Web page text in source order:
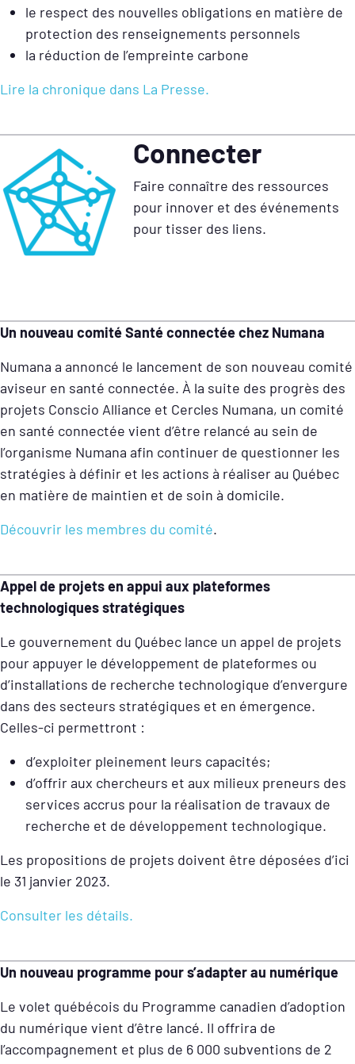
le respect des nouvelles obligations en matière de
protection des renseignements personnels
la réduction de l’empreinte carbone
Lire la chronique dans La Presse.
Connecter
Faire connaître des ressources
pour innover et des événements
pour tisser des liens.
Un nouveau comité Santé connectée chez Numana
Numana a annoncé le lancement de son nouveau comité
aviseur en santé connectée. À la suite des progrès des
projets Conscio Alliance et Cercles Numana, un comité
en santé connectée vient d’être relancé au sein de
l’organisme Numana afin continuer de questionner les
stratégies à définir et les actions à réaliser au Québec
en matière de maintien et de soin à domicile.
Découvrir les membres du comité.
Appel de projets en appui aux plateformes
technologiques stratégiques
Le gouvernement du Québec lance un appel de projets
pour appuyer le développement de plateformes ou
d’installations de recherche technologique d’envergure
dans des secteurs stratégiques et en émergence.
Celles-ci permettront :
d’exploiter pleinement leurs capacités;
d’offrir aux chercheurs et aux milieux preneurs des
services accrus pour la réalisation de travaux de
recherche et de développement technologique.
Les propositions de projets doivent être déposées d’ici
le 31 janvier 2023.
Consulter les détails.
Un nouveau programme pour s’adapter au numérique
Le volet québécois du Programme canadien d’adoption
du numérique vient d’être lancé. Il offrira de
l’accompagnement et plus de 6 000 subventions de 2